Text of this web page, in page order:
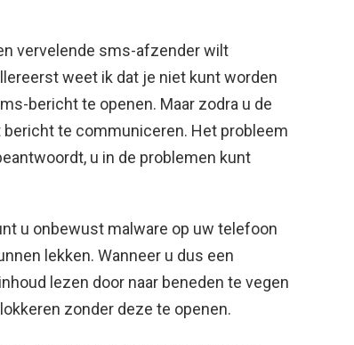
vervelende sms-afzender wilt
weet ik dat je niet kunt worden
bericht te openen. Maar zodra u de
te communiceren. Het probleem
u in de problemen kunt
u onbewust malware op uw telefoon
lekken. Wanneer u dus een
lezen door naar beneden te vegen
zonder deze te openen.